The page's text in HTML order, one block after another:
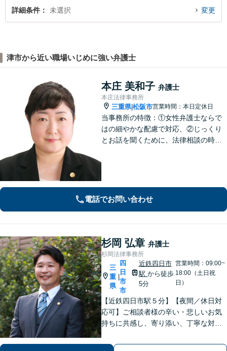
詳細条件 未選択 変更
津市から近い職場いじめに強い弁護士
本庄 美和子 弁護士
本庄法律事務所
三重県|松阪市営業時間：本日定休日
当事務所の特徴：①女性弁護士ならで
はの細やかな配慮で対応、②じっくり
とお話を聞くために、法律相談の時間
電話でお問い合わせ
杉岡 弘章 弁護士
杉岡法律事務所
三
重
県
四
日
市
市
近鉄四日市
駅 から徒歩
5分
営業時間：09:00~
18:00（土日祝
日）
【近鉄四日市駅５分】【夜間／休日対
応可】ご相談者様の辛い・悲しいお気
持ちに共感し、寄り添い、丁寧な対応
相続／刑事事件など、幅広く対応【地